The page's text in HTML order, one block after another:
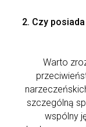
2. Czy
Warto
szczególną
wspólny